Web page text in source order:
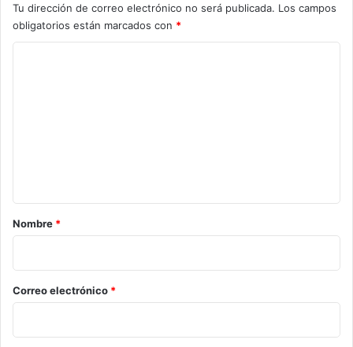
Tu dirección de correo electrónico no será publicada. Los campos
obligatorios están marcados con *
r
i
o
*
Nombre *
Correo electrónico *